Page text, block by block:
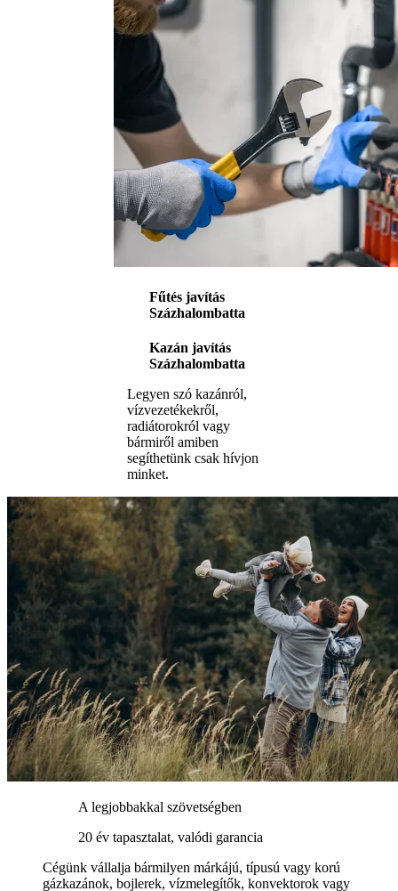
Fűtés javítás
Százhalombatta
Kazán javítás
Százhalombatta
Legyen szó kazánról,
vízvezetékekről,
radiátorokról vagy
bármiről amiben
segíthetünk csak hívjon
minket.
A legjobbakkal szövetségben
20 év tapasztalat, valódi garancia
Cégünk vállalja bármilyen márkájú, típusú vagy korú
gázkazánok, bojlerek, vízmelegítők, konvektorok vagy